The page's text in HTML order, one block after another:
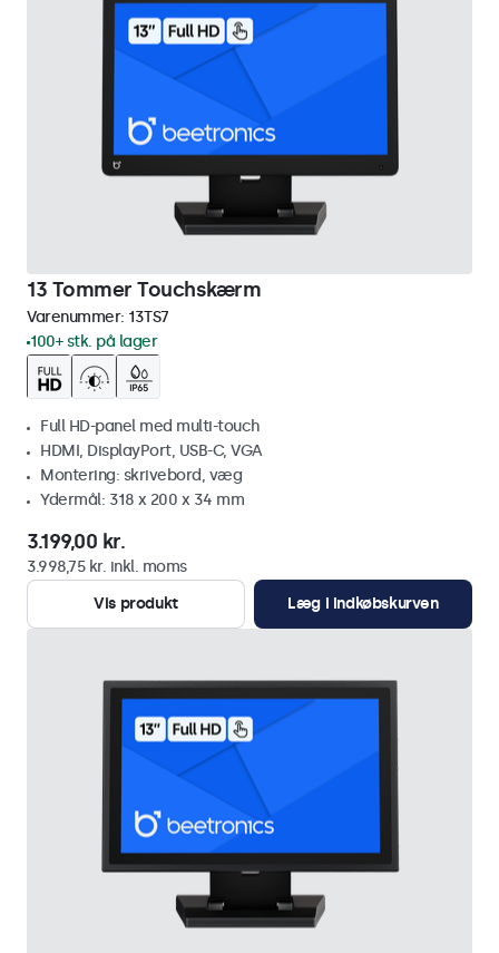
13 Tommer Touchskærm
Varenummer: 13TS7
100+ stk. på lager
Full HD-panel med multi-touch
HDMI, DisplayPort, USB-C, VGA
Montering: skrivebord, væg
Ydermål: 318 x 200 x 34 mm
3.199,00 kr.
3.998,75 kr. inkl. moms
Vis produkt
Læg i indkøbskurven